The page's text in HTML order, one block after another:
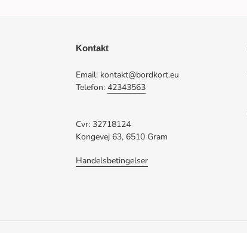
Kontakt
Email: kontakt@bordkort.eu
Telefon: 42343563
Cvr: 32718124
Kongevej 63, 6510 Gram
Handelsbetingelser